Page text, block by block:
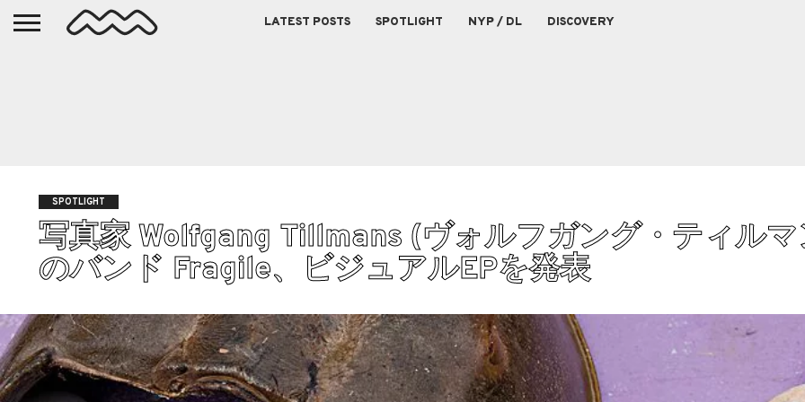
LATEST POSTS SPOTLIGHT NYP / DL DISCOVERY
SPOTLIGHT
写真家 Wolfgang Tillmans (ヴォルフガング・ティル
のバンド Fragile、ビジュアルEPを発表